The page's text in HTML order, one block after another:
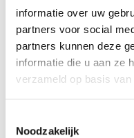
informatie over uw
partners voor social
partners kunnen deze
informatie die u aan ze
verzameld op basis
Noodzakelijk
4